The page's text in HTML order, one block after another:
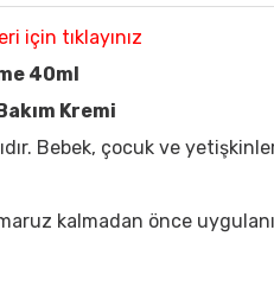
için tıklayınız
40ml
Kremi
Bebek, çocuk ve
kalmadan önce